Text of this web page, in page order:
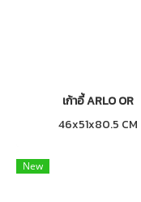
เก้าอี้ ARLO OR
46x51x80.5 CM
New